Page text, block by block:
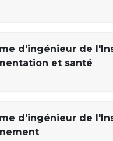
d'ingénieur de
et santé
d'ingénieur de